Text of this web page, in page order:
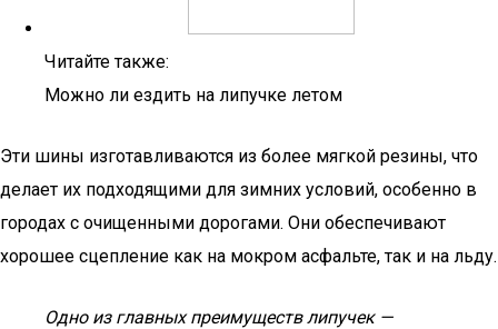
Читайте также:
Можно ли ездить на липучке летом
Эти шины изготавливаются из более мягкой резины, что
делает их подходящими для зимних условий, особенно в
городах с очищенными дорогами. Они обеспечивают
хорошее сцепление как на мокром асфальте, так и на льду.
Одно из главных преимуществ липучек —